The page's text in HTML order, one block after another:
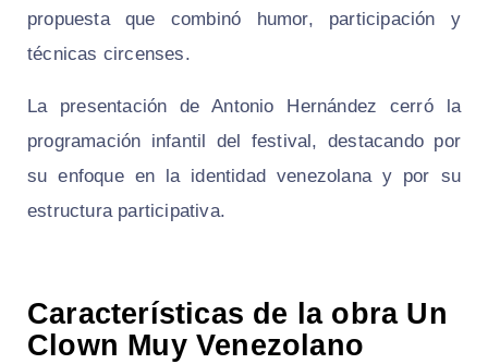
propuesta que combinó humor, participación y
técnicas circenses.
La presentación de Antonio Hernández cerró la
programación infantil del festival, destacando por
su enfoque en la identidad venezolana y por su
estructura participativa.
Características de la obra Un
Clown Muy Venezolano